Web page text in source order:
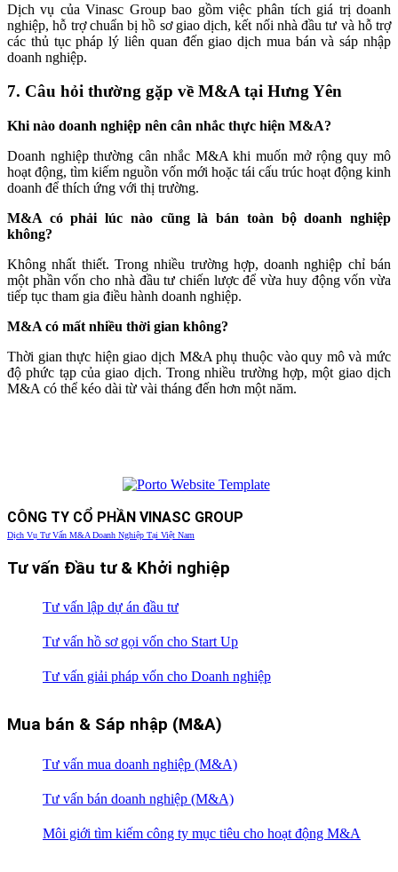
Dịch vụ của Vinasc Group bao gồm việc phân tích giá trị doanh
nghiệp, hỗ trợ chuẩn bị hồ sơ giao dịch, kết nối nhà đầu tư và hỗ trợ
các thủ tục pháp lý liên quan đến giao dịch mua bán và sáp nhập
doanh nghiệp.
7. Câu hỏi thường gặp về M&A tại Hưng Yên
Khi nào doanh nghiệp nên cân nhắc thực hiện M&A?
Doanh nghiệp thường cân nhắc M&A khi muốn mở rộng quy mô
hoạt động, tìm kiếm nguồn vốn mới hoặc tái cấu trúc hoạt động kinh
doanh để thích ứng với thị trường.
M&A có phải lúc nào cũng là bán toàn bộ doanh nghiệp
không?
Không nhất thiết. Trong nhiều trường hợp, doanh nghiệp chỉ bán
một phần vốn cho nhà đầu tư chiến lược để vừa huy động vốn vừa
tiếp tục tham gia điều hành doanh nghiệp.
M&A có mất nhiều thời gian không?
Thời gian thực hiện giao dịch M&A phụ thuộc vào quy mô và mức
độ phức tạp của giao dịch. Trong nhiều trường hợp, một giao dịch
M&A có thể kéo dài từ vài tháng đến hơn một năm.
CÔNG TY CỔ PHẦN VINASC GROUP
Dịch Vụ Tư Vấn M&A Doanh Nghiệp Tại Việt Nam
Tư vấn Đầu tư & Khởi nghiệp
Tư vấn lập dự án đầu tư
Tư vấn hồ sơ gọi vốn cho Start Up
Tư vấn giải pháp vốn cho Doanh nghiệp
Mua bán & Sáp nhập (M&A)
Tư vấn mua doanh nghiệp (M&A)
Tư vấn bán doanh nghiệp (M&A)
Môi giới tìm kiếm công ty mục tiêu cho hoạt động M&A